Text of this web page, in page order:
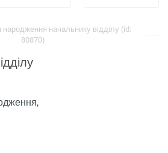
​​народження начальнику відділу (id:
80870)